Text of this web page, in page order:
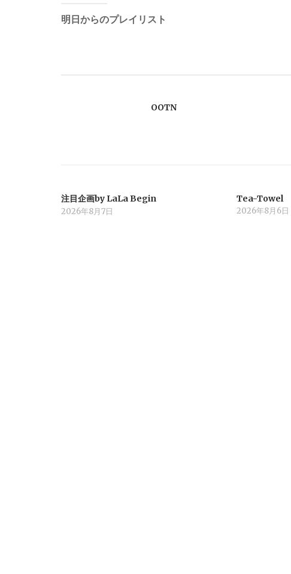
稿
ョ
明日からのプレイリスト
OOTN
注目企画by LaLa Begin
2026年8月7日
Tea-Towel
2026年8月6日